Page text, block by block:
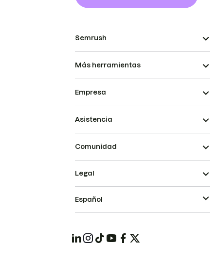
Semrush
Más herramientas
Empresa
Asistencia
Comunidad
Legal
Español